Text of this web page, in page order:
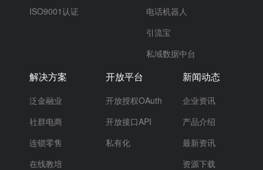
ISO9001认证
电话机器人
引流宝
私域数据中台
解决方案
泛金融业
社群电商
连锁零售
在线教培
开放平台
开放授权OAuth
开放接口API
私有化
新闻动态
企业资讯
产品介绍
最新资讯
资源下载